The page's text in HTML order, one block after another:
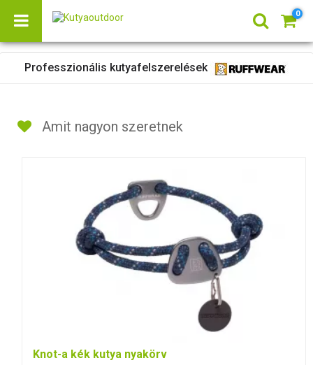
0
Professzionális kutyafelszerelések
Amit nagyon szeretnek
Knot-a kék kutya nyakörv